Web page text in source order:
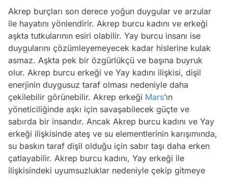
Akrep burçları son derece yoğun duygular ve arzular
ile hayatını yönlendirir. Akrep burcu kadını ve erkeği
aşkta tutkularının esiri olabilir. Yay burcu insanı ise
duygularını çözümleyemeyecek kadar hislerine kulak
asmaz. Aşkta pek bir özgürlükçü ve başına buyruk
olur. Akrep burcu erkeği ve Yay kadını ilişkisi, dişil
enerjinin duygusuz taraf olması nedeniyle daha
çekilebilir görünebilir. Akrep erkeği Mars’ın
yöneticiliğinde aşkı için savaşabilecek güçte ve
sabırda bir insandır. Ancak Akrep burcu kadını ve Yay
erkeği ilişkisinde ateş ve su elementlerinin karışımında,
su baskın taraf dişil olduğu için sabır taşı daha erken
çatlayabilir. Akrep burcu kadını, Yay erkeği ile
ilişkisindeki uyumsuzluklar nedeniyle çekip gitmeye